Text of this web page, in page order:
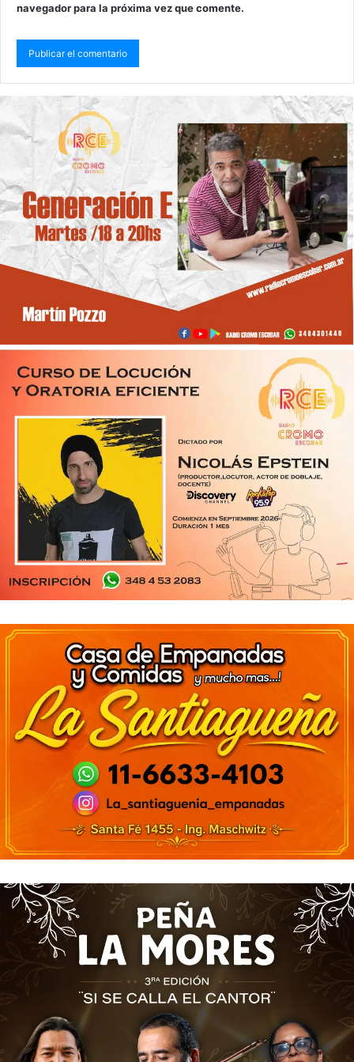
navegador para la próxima vez que comente.